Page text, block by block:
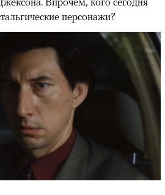
персонажи?